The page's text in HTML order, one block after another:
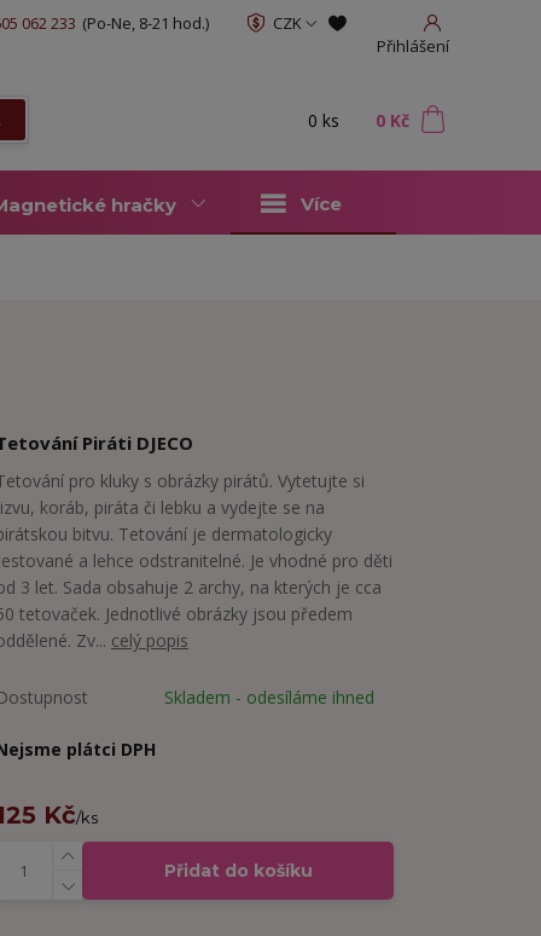
CZK
Přihlášení
062 233 (Po-Ne, 8-21 hod.)
0 ks 0 Kč
hračky Více
Piráti DJECO
pro kluky s obrázky pirátů. Vytetujte si
koráb, piráta či lebku a vydejte se na
bitvu. Tetování je dermatologicky
a lehce odstranitelné. Je vhodné pro děti
3 let. Sada obsahuje 2 archy, na kterých je cca
tetovaček. Jednotlivé obrázky jsou předem
Zv... celý popis
Skladem - odesíláme ihned
plátci DPH
Kč/ks
Přidat do košíku